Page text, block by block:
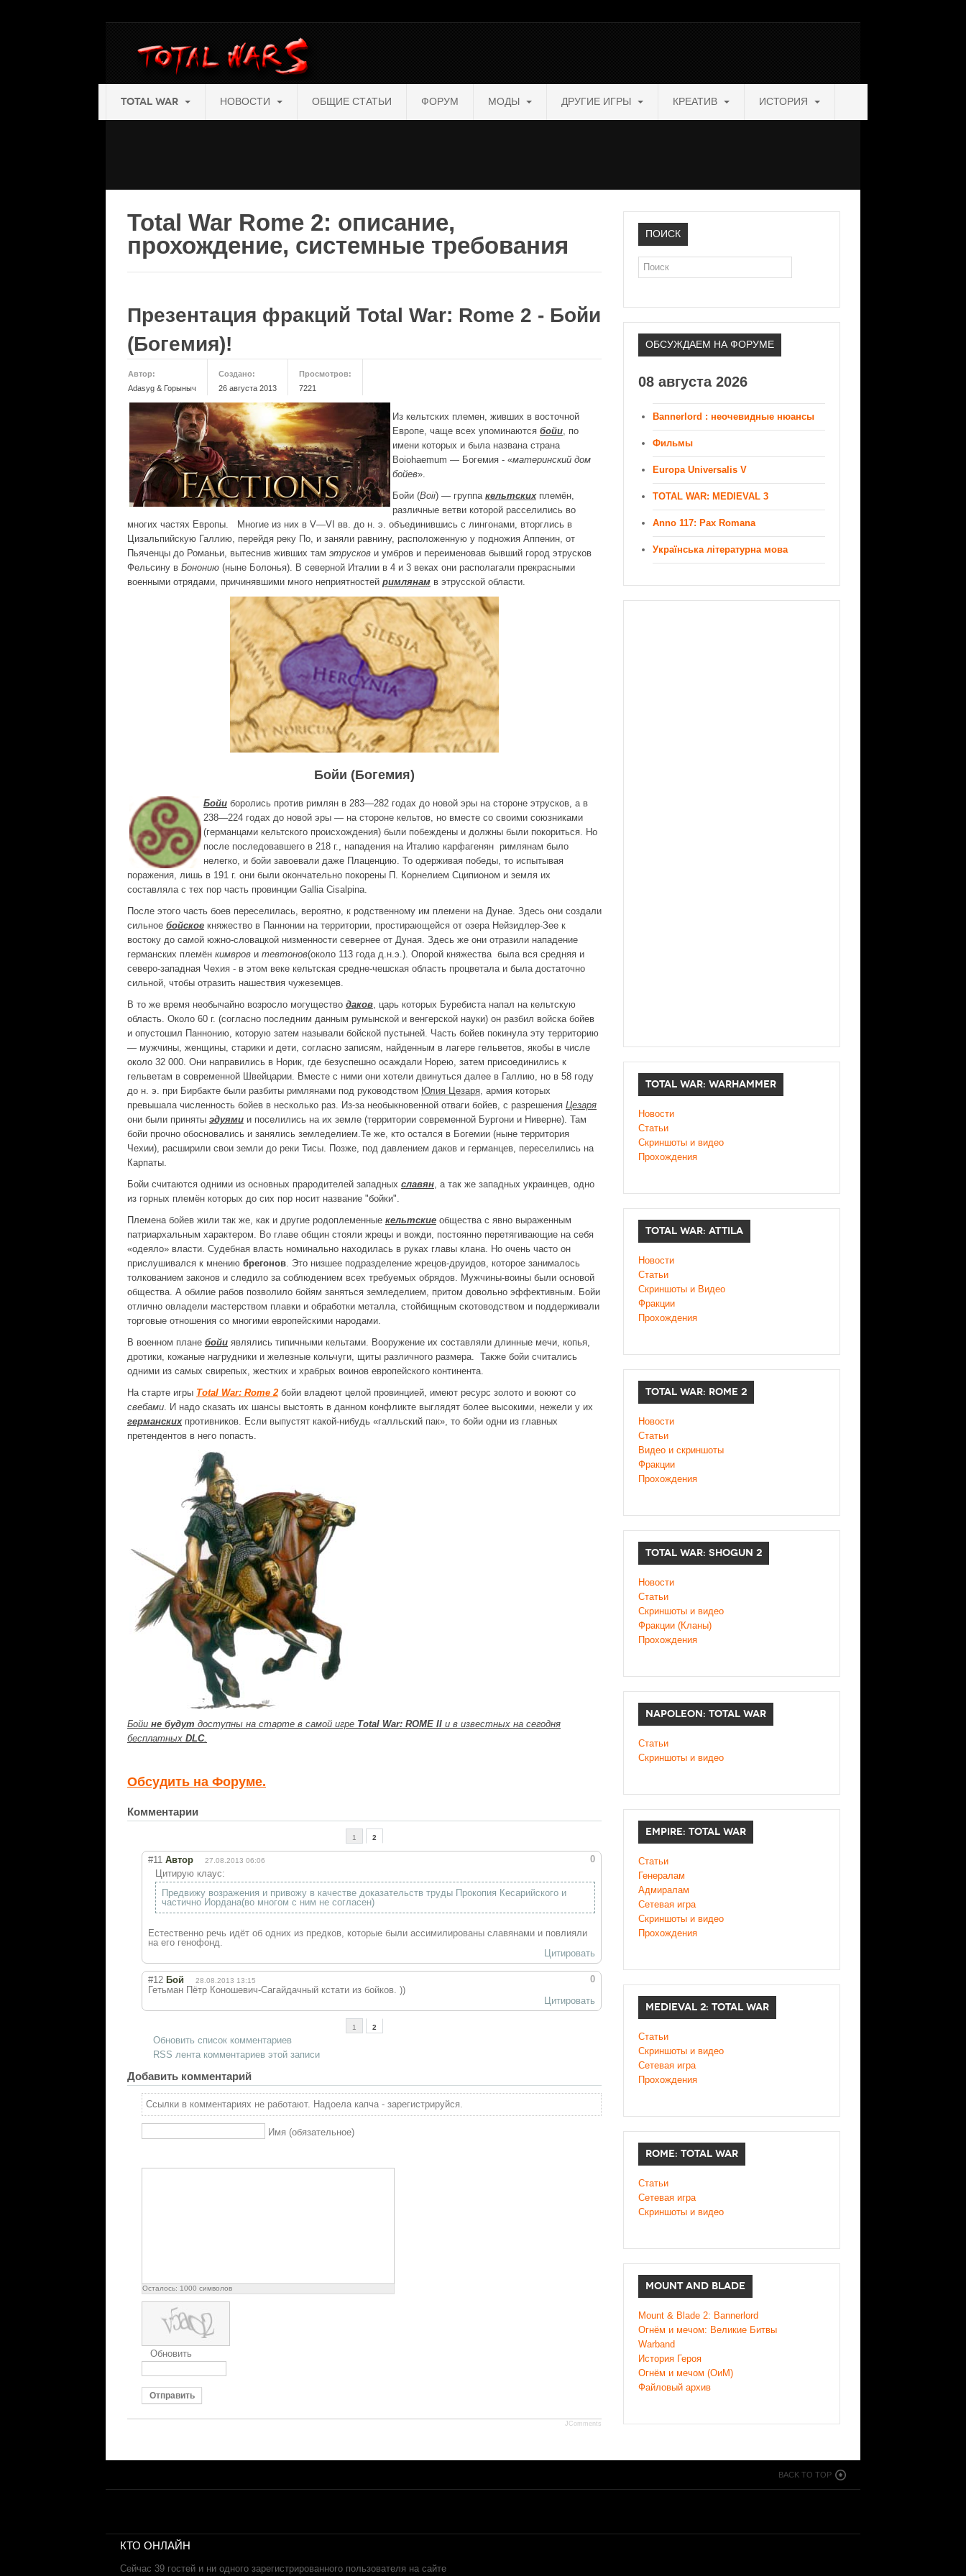
TOTAL WAR НОВОСТИ ОБЩИЕ СТАТЬИ ФОРУМ МОДЫ ДРУГИЕ ИГРЫ КРЕАТИВ ИСТОРИЯ
Total War Rome 2: описание,
прохождение, системные требования
Презентация фракций Total War: Rome 2 - Бойи
(Богемия)!
Автор:
Adasyg & Горыныч
Создано:
26 августа 2013
Просмотров:
7221
Из кельтских племен, живших в восточной
Европе, чаще всех упоминаются бойи, по
имени которых и была названа страна
Воiohaеmum — Богемия - «материнский дом
бойев».
Бойи (Boii) — группа кельтскихплемён,
различные ветви которой расселились во
многих частях Европы. Многие из них в V—VI вв. до н. э. объединившись с лингонами, вторглись в
Цизальпийскую Галлию, перейдя реку По, и заняли равнину, расположенную у подножия Аппенин, от
Пьяченцы до Романьи, вытеснив живших там этрусков и умбров и переименовав бывший город этрусков
Фельсину в Бононию (ныне Болонья). В северной Италии в 4 и 3 веках они располагали прекрасными
военными отрядами, причинявшими много неприятностей римлянам в этрусской области.
Бойи (Богемия)
Бойи боролись против римлян в 283—282 годах до новой эры на стороне этрусков, а в
238—224 годах до новой эры — на стороне кельтов, но вместе со своими союзниками
(германцами кельтского происхождения) были побеждены и должны были покориться. Но
после последовавшего в 218 г., нападения на Италию карфагенян римлянам было
нелегко, и бойи завоевали даже Плаценцию. То одерживая победы, то испытывая
поражения, лишь в 191 г. они были окончательно покорены П. Корнелием Сципионом и земля их
составляла с тех пор часть провинции Gallia Cisalpina.
После этого часть боев переселилась, вероятно, к родственному им племени на Дунае. Здесь они создали
сильное бойское княжество в Паннонии на территории, простирающейся от озера Нейзидлер-Зее к
востоку до самой южно-словацкой низменности севернее от Дуная. Здесь же они отразили нападение
германских племён кимвров и тевтонов(около 113 года д.н.э.). Опорой княжества была вся средняя и
северо-западная Чехия - в этом веке кельтская средне-чешская область процветала и была достаточно
сильной, чтобы отразить нашествия чужеземцев.
В то же время необычайно возросло могущество даков, царь которых Буребистанапал на кельтскую
область. Около 60 г. (согласно последним данным румынской и венгерской науки) он разбил войска бойев
и опустошил Паннонию, которую затем называли бойской пустыней. Часть бойев покинула эту территорию
— мужчины, женщины, старики и дети, согласно записям, найденным в лагере гельветов, якобы в числе
около 32 000. Они направились в Норик, где безуспешно осаждали Норею, затем присоединились к
гельветам в современной Швейцарии. Вместе с ними они хотели двинуться далее в Галлию, но в 58 году
до н. э. при Бирбакте были разбиты римлянами под руководством Юлия Цезаря, армия которых
превышала численность бойев в несколько раз. Из-за необыкновенной отваги бойев, с разрешения Цезаря
они были приняты эдуями и поселились на их земле (территории современной Бургони и Ниверне). Там
бойи прочно обосновались и занялись земледелием.Те же, кто остался в Богемии (ныне территория
Чехии), расширили свои земли до реки Тисы. Позже, под давлением даков и германцев, переселились на
Карпаты.
Бойи считаются одними из основных прародителей западных славян, а так же западных украинцев, одно
из горных племён которых до сих пор носит название "бойки".
Племена бойев жили так же, как и другие родоплеменные кельтские общества с явно выраженным
патриархальным характером. Во главе общин стояли жрецы и вожди, постоянно перетягивающие на себя
«одеяло» власти. Судебная власть номинально находилась в руках главы клана. Но очень часто он
прислушивался к мнению брегонов. Это низшее подразделение жрецов-друидов, которое занималось
толкованием законов и следило за соблюдением всех требуемых обрядов. Мужчины-воины были основой
общества. А обилие рабов позволило бойям заняться земледелием, притом довольно эффективным. Бойи
отлично овладели мастерством плавки и обработки металла, стойбищным скотоводством и поддерживали
торговые отношения со многими европейскими народами.
В военном плане бойи являлись типичными кельтами. Вооружение их составляли длинные мечи, копья,
дротики, кожаные нагрудники и железные кольчуги, щиты различного размера. Также бойи считались
одними из самых свирепых, жестких и храбрых воинов европейского континента.
На старте игры Total War: Rome 2 бойи владеют целой провинцией, имеют ресурс золото и воюют со
свебами. И надо сказать их шансы выстоять в данном конфликте выглядят более высокими, нежели у их
германскихпротивников. Если выпустят какой-нибудь «галльский пак», то бойи одни из главных
претендентов в него попасть.
Бойи не будут доступны на старте в самой игре Total War: ROME II и в известных на сегодня
бесплатных DLC.
Обсудить на Форуме.
Комментарии
1 2
0
#11 Автор 27.08.2013 06:06
Цитирую клаус:
Предвижу возражения и привожу в качестве доказательств труды Прокопия Кесарийского и
частично Иордана(во многом с ним не согласен)
Естественно речь идёт об одних из предков, которые были ассимилированы славянами и повлияли
на его генофонд.
Цитировать
0
#12 Бой 28.08.2013 13:15
Гетьман Пётр Коношевич-Сагайдачный кстати из бойков. ))
Цитировать
1 2
Обновить список комментариев
RSS лента комментариев этой записи
Добавить комментарий
Ссылки в комментариях не работают. Надоела капча - зарегистрируйся.
Имя (обязательное)
Осталось: 1000 символов
Обновить
Отправить
JComments
ПОИСК
Поиск
ОБСУЖДАЕМ НА ФОРУМЕ
08 августа 2026
Bannerlord : неочевидные нюансы
Фильмы
Europa Universalis V
TOTAL WAR: MEDIEVAL 3
Anno 117: Pax Romana
Українська літературна мова
TOTAL WAR: WARHAMMER
Новости
Статьи
Скриншоты и видео
Прохождения
TOTAL WAR: ATTILA
Новости
Статьи
Скриншоты и Видео
Фракции
Прохождения
TOTAL WAR: ROME 2
Новости
Статьи
Видео и скриншоты
Фракции
Прохождения
TOTAL WAR: SHOGUN 2
Новости
Статьи
Cкриншоты и видео
Фракции (Кланы)
Прохождения
NAPOLEON: TOTAL WAR
Статьи
Скриншоты и видео
EMPIRE: TOTAL WAR
Статьи
Генералам
Адмиралам
Сетевая игра
Скриншоты и видео
Прохождения
MEDIEVAL 2: TOTAL WAR
Статьи
Скриншоты и видео
Сетевая игра
Прохождения
ROME: TOTAL WAR
Статьи
Сетевая игра
Скриншоты и видео
MOUNT AND BLADE
Mount & Blade 2: Bannerlord
Огнём и мечом: Великие Битвы
Warband
История Героя
Огнём и мечом (ОиМ)
Файловый архив
BACK TO TOP
КТО ОНЛАЙН
Сейчас 39 гостей и ни одного зарегистрированного пользователя на сайте